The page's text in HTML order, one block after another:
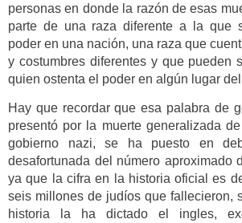
personas en donde la razón de esas
parte de una raza diferente a la que
poder en una nación, una raza que
y costumbres diferentes y que pueden
quien ostenta el poder en algún lugar
Hay que recordar que esa palabra de
presentó por la muerte generalizada
gobierno nazi, se ha puesto en
desafortunada del número aproximado
ya que la cifra en la historia oficial es
seis millones de judíos que fallecieron,
historia la ha dictado el ingles,